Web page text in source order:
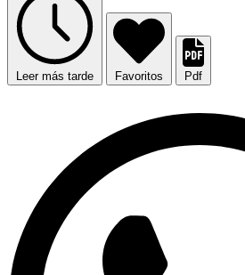
Leer más tarde Favoritos Pdf